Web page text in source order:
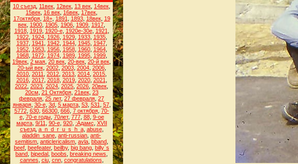
10 съезд 11век 12век 13 век 14век
15век 16 век 16век 17век
17октября, 18+, 1891 1893, 18век, 19
век 1900 1905 1906 1909 1917
1918, 1919, 1920-е, 1920е-30е, 1921
1922, 1924, 1926, 1929, 1933, 1935,
1937, 1941 1942, 1944, 1945, 1947,
1952, 1953, 1956, 1958, 1960, 1964,
1968, 1972, 1974, 1989, 1995, 1999,
19век 2 мая 20 век 20-век 20-й век
20-ый век, 2002, 2003, 2004, 2006,
2010 2011 2012 2013 2014 2015
2016, 2017, 2018, 2019, 2020, 2021
2022 2023 2024 2025 2026 20век
20см 21 Октября, 21век, 23
февраля 25 лет, 27 февраля 27
января, 30-е, 3d, 5 марта, 53, 531 57,
5772, 630, 66300, 666, 7 октября, 70-
е, 70-е годы, 70лет, 777, 88, 9-ое
марта, 9/11 90-е, 920, :Адамс XVII
съезд, a_n_d_r_u_s_h_a, abuse,
aladdin_sane anti-russian anti-
semitism anticlericalism avla bband
beef beefeater, beilby, big bang billy`s
band bipedal boobs breaking news
cannes ciu, cnn, congratulations